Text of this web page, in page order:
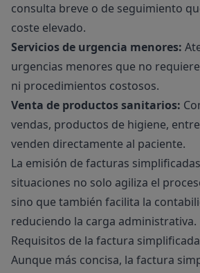
consulta breve o de seguimiento
coste elevado.
Servicios de urgencia menores:
urgencias menores que no
ni procedimientos costosos.
Venta de productos sanitarios:
vendas, productos de higiene,
venden directamente al paciente.
La emisión de facturas
situaciones no solo agiliza el
sino que también facilita la
reduciendo la carga administrativa.
Requisitos de la factura simplificada
Aunque más concisa, la factura